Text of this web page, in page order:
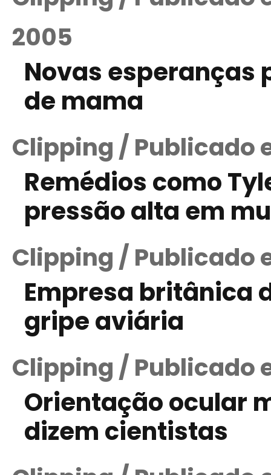
2005
Novas esperanças
de mama
Clipping / Publicado
Remédios como
pressão alta em
Clipping / Publicado
Empresa britânica
gripe aviária
Clipping / Publicado
Orientação ocular
dizem cientistas